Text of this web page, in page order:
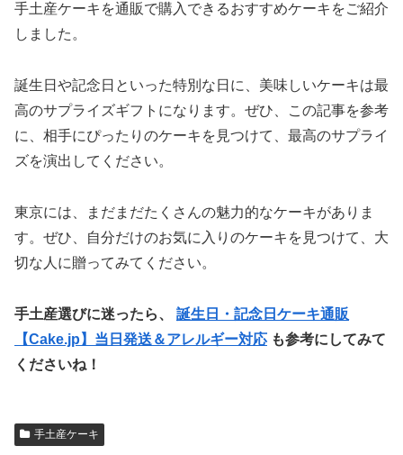
手土産ケーキを通販で購入できるおすすめケーキをご紹介
しました。
誕生日や記念日といった特別な日に、美味しいケーキは最
高のサプライズギフトになります。ぜひ、この記事を参考
に、相手にぴったりのケーキを見つけて、最高のサプライ
ズを演出してください。
東京には、まだまだたくさんの魅力的なケーキがありま
す。ぜひ、自分だけのお気に入りのケーキを見つけて、大
切な人に贈ってみてください。
手土産選びに迷ったら、 誕生日・記念日ケーキ通販
【Cake.jp】当日発送＆アレルギー対応 も参考にしてみて
くださいね！
手土産ケーキ